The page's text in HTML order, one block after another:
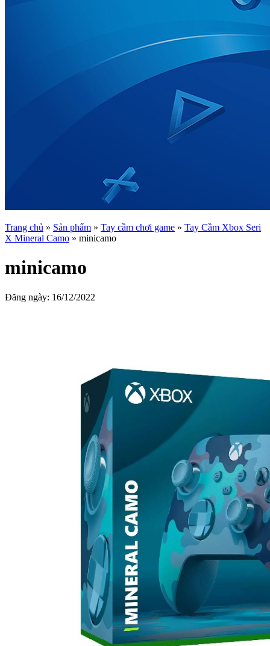
Trang chủ » Sản phẩm » Tay cầm chơi game » Tay Cầm Xbox Seri
X Mineral Camo » minicamo
minicamo
Đăng ngày: 16/12/2022